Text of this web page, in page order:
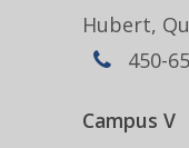
Hubert,
450-
Campus V